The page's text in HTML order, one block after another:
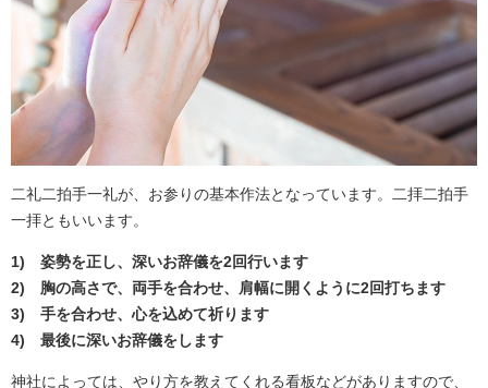
二礼二拍手一礼が、お参りの基本作法となっています。二拝二拍手
一拝ともいいます。
1) 姿勢を正し、深いお辞儀を2回行います
2) 胸の高さで、両手を合わせ、肩幅に開くように2回打ちます
3) 手を合わせ、心を込めて祈ります
4) 最後に深いお辞儀をします
神社によっては、やり方を教えてくれる看板などがありますので、